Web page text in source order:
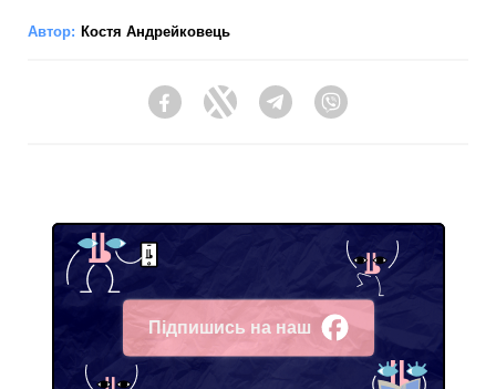
Автор: Костя Андрейковець
FacebookTwitter Telegram
Підпишись на наш
Facebook